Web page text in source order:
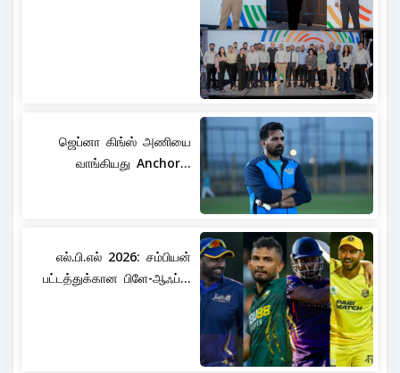
ஜெப்னா கிங்ஸ் அணியை
வாங்கியது Anchor...
எல்.பி.எல் 2026: சம்பியன்
பட்டத்துக்கான பிளே-ஆஃப்...